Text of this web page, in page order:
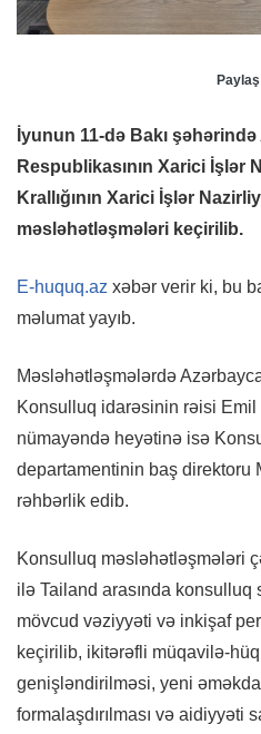
İyunun 11-də Bakı
Respublikasının Xarici İşlər
Krallığının Xarici İşlər
məsləhətləşmələri keçirilib.
E-huquq.az xəbər verir ki, bu
məlumat yayıb.
Məsləhətləşmələrdə
Konsulluq idarəsinin rəisi Emil
nümayəndə heyətinə isə
departamentinin baş direktoru
rəhbərlik edib.
Konsulluq məsləhətləşmələri
ilə Tailand arasında konsulluq
mövcud vəziyyəti və inkişaf
keçirilib, ikitərəfli müqavilə-
genişləndirilməsi, yeni
formalaşdırılması və aidiyyəti